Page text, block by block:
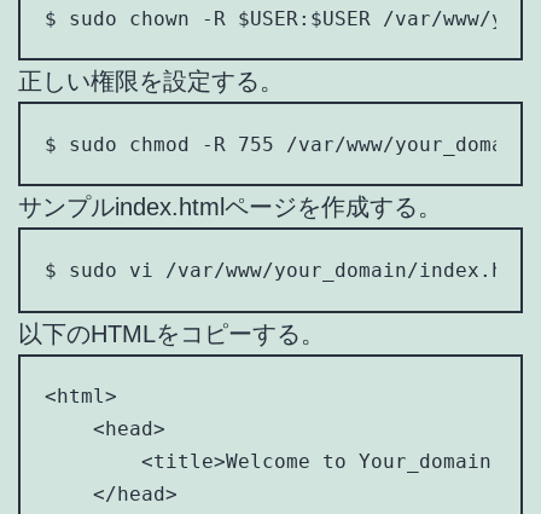
$ sudo chown -R $USER:$USER /var/www/
正しい権限を設定する。
$ sudo chmod -R 755 /var/www/your_domain
サンプルindex.htmlページを作成する。
$ sudo vi /var/www/your_domain/index.html
以下のHTMLをコピーする。
<html>
    <head>
<title>Welcome to Your_domain!</
    </head>